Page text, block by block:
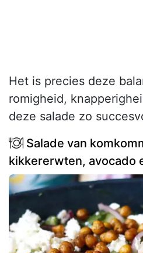
Het is precies deze
romigheid,
deze salade zo
Salade van
kikkererwten, avocado